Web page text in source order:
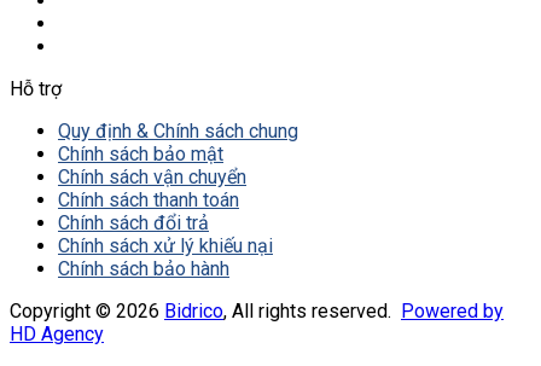
Hỗ trợ
Quy định & Chính sách chung
Chính sách bảo mật
Chính sách vận chuyển
Chính sách thanh toán
Chính sách đổi trả
Chính sách xử lý khiếu nại
Chính sách bảo hành
Copyright © 2026 Bidrico, All rights reserved.
Powered by
HD Agency